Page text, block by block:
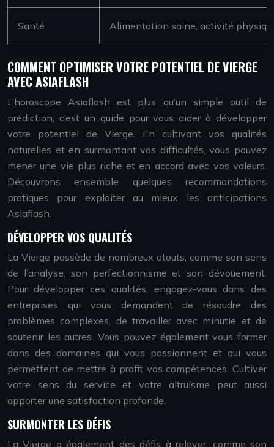
Santé Alimentation saine, activité
COMMENT OPTIMISER VOTRE POTENTIEL DE VIERGE
AVEC ASIAFLASH
L’horoscope Asiaflash est plus qu’un simple outil de
prédiction, c’est un guide pour vous aider à développer
votre potentiel de Vierge. En cultivant vos qualités
naturelles et en surmontant vos difficultés, vous pouvez
mener une vie plus riche et en accord avec vos valeurs.
Découvrons ensemble quelques recommandations
pratiques pour exploiter au mieux les anticipations
Asiaflash.
DÉVELOPPER VOS QUALITÉS
La Vierge possède de nombreux atouts, comme son sens
de l’analyse, son perfectionnisme et son dévouement.
Pour développer ces qualités, engagez-vous dans des
entreprises qui vous demandent de résoudre des
problèmes complexes, de travailler avec minutie et de
soutenir les autres. Vous pouvez également vous former
dans des domaines qui vous passionnent et qui vous
permettent de mettre à profit vos compétences. Cultiver
votre sens du service et votre altruisme peut aussi
apporter une satisfaction profonde.
SURMONTER LES DÉFIS
La Vierge a également des défis à relever, comme son